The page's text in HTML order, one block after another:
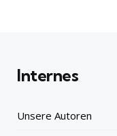
Internes
Unsere Autoren